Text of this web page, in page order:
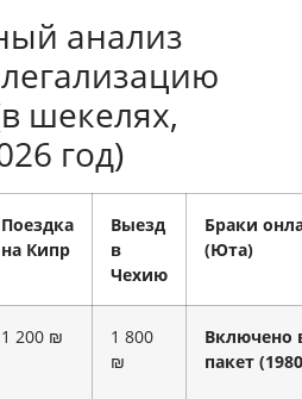
анализ
шекелях,
год)
Поездка
на Кипр
Выезд
в
Чехию
Браки
(Юта)
1 200 ₪
1 800
₪
Включено
пакет